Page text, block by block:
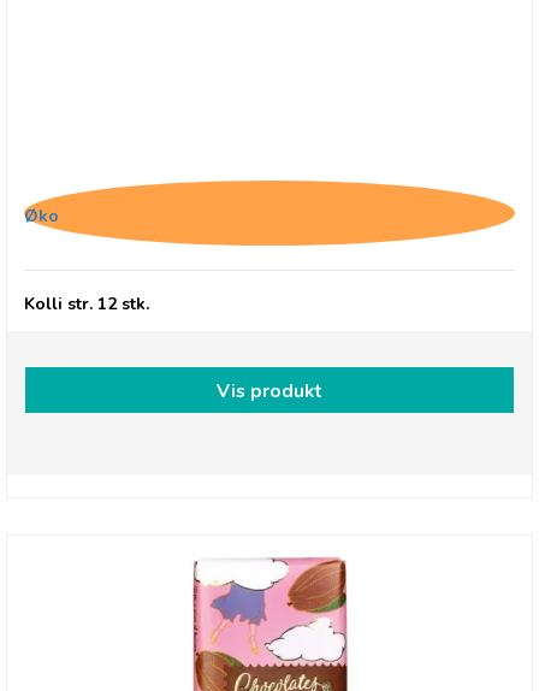
Øko
Kolli str. 12 stk.
Vis produkt